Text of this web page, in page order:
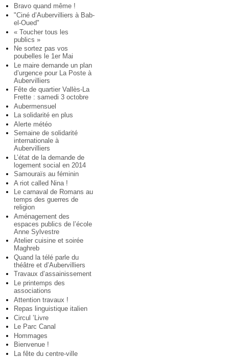
Bravo quand même !
"Ciné d’Aubervilliers à Bab-
el-Oued"
« Toucher tous les
publics »
Ne sortez pas vos
poubelles le 1er Mai
Le maire demande un plan
d’urgence pour La Poste à
Aubervilliers
Fête de quartier Vallès-La
Frette : samedi 3 octobre
Aubermensuel
La solidarité en plus
Alerte météo
Semaine de solidarité
internationale à
Aubervilliers
L’état de la demande de
logement social en 2014
Samouraïs au féminin
A riot called Nina !
Le carnaval de Romans au
temps des guerres de
religion
Aménagement des
espaces publics de l’école
Anne Sylvestre
Atelier cuisine et soirée
Maghreb
Quand la télé parle du
théâtre et d’Aubervilliers
Travaux d’assainissement
Le printemps des
associations
Attention travaux !
Repas linguistique italien
Circul ’Livre
Le Parc Canal
Hommages
Bienvenue !
La fête du centre-ville